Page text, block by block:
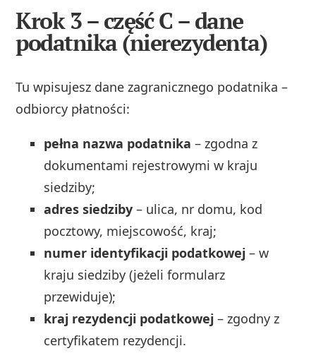
Krok 3 – część C – dane
podatnika (nierezydenta)
Tu wpisujesz dane zagranicznego podatnika –
odbiorcy płatności:
pełna nazwa podatnika – zgodna z
dokumentami rejestrowymi w kraju
siedziby;
adres siedziby – ulica, nr domu, kod
pocztowy, miejscowość, kraj;
numer identyfikacji podatkowej – w
kraju siedziby (jeżeli formularz
przewiduje);
kraj rezydencji podatkowej – zgodny z
certyfikatem rezydencji.